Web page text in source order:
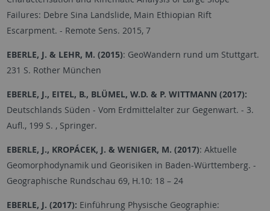
Failures: Debre Sina Landslide, Main Ethiopian Rift
Escarpment. - Remote Sens. 2015, 7
EBERLE, J. & LEHR, M. (2015): GeoWandern rund um Stuttgart.
231 S. Rother München
EBERLE, J., EITEL, B., BLÜMEL, W.D. & P. WITTMANN (2017):
Deutschlands Süden - Vom Erdmittelalter zur Gegenwart. - 3.
Aufl., 199 S. , Springer.
EBERLE, J., KROPÁCEK, J. & WENIGER, M. (2017): Aktuelle
Geomorphodynamik und Georisiken in Baden-Württemberg. -
Geographische Rundschau 69, H.10: 18 –24
EBERLE, J. (2017): Einführung Physische Geographie: